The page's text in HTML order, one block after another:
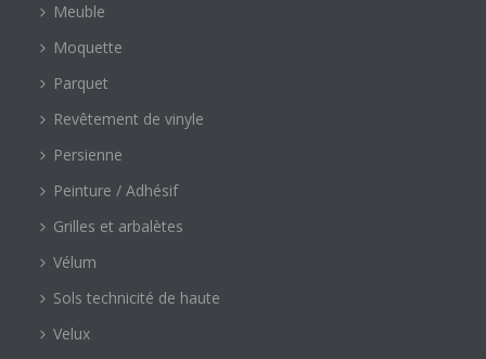
Meuble
Moquette
Parquet
Revêtement de vinyle
Persienne
Peinture / Adhésif
Grilles et arbalètes
Vélum
Sols technicité de haute
Velux